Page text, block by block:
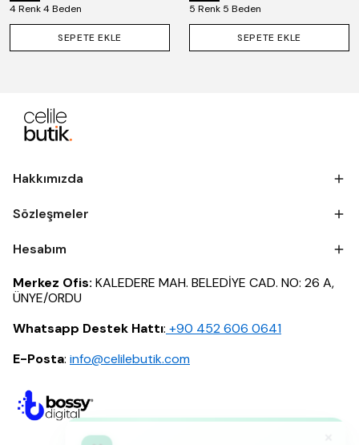
4 Renk 4 Beden
SEPETE EKLE
5 Renk 5 Beden
SEPETE EKLE
Hakkımızda
Sözleşmeler
Hesabım
Merkez Ofis: KALEDERE MAH. BELEDİYE CAD. NO: 26 A,
ÜNYE/ORDU
Whatsapp Destek Hattı: ‪+90 452 606 0641
E-Posta: info@celilebutik.com
🎁 Sana özel%5 indirimkodu tanımlandı!